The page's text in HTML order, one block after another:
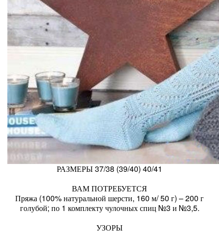
РАЗМЕРЫ 37/38 (39/40) 40/41
ВАМ ПОТРЕБУЕТСЯ
Пряжа (100% натуральной шерсти, 160 м/ 50 г) – 200 г
голубой; по 1 комплекту чулочных спиц №3 и №3,5.
УЗОРЫ